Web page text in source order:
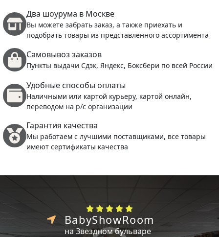
Два шоурума в Москве
Вы можете забрать заказ, а также приехать и
подобрать товары из представленного ассортимента
Самовывоз заказов
Пункты выдачи Сдэк, Яндекс, Боксбери по всей России
Удобные способы оплаты
Наличными или картой курьеру, картой онлайн,
переводом на р/с организации
Гарантия качества
Мы работаем с лучшими поставщиками, все товары
имеют сертификаты качества
BabyShowRoom
на Звездном бульваре